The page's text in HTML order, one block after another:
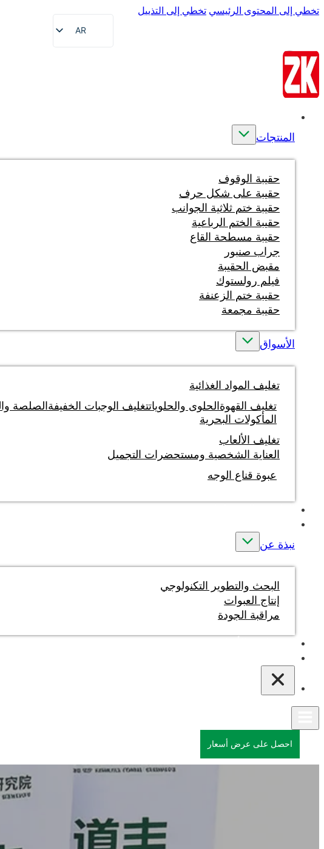
تخطي إلى المحتوى الرئيسي تخطي إلى التذييل
AR
EN
المنتجات
حقيبة الوقوف
حقيبة على شكل حرف
حقيبة ختم ثلاثية الجوانب
حقيبة الختم الرباعية
حقيبة مسطحة القاع
جراب صنبور
مقبض الحقيبة
فيلم رولستوك
حقيبة ختم الزعنفة
حقيبة مجمعة
الأسواق
تغليف المواد الغذائية
تغليف القهوة الحلوى والحلوياتتغليف الوجبات الخفيفة الصلصة
المأكولات البحرية
تغليف الألعاب
العناية الشخصية ومستحضرات التجميل
عبوة قناع الوجه
نبذة عن
البحث والتطوير التكنولوجي
إنتاج العبوات
مراقبة الجودة
احصل على عرض أسعار